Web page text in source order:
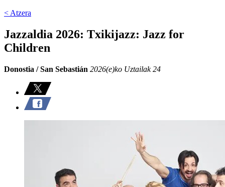
< Atzera
Jazzaldia 2026: Txikijazz: Jazz for
Children
Donostia / San Sebastián 2026(e)ko Uztailak 24